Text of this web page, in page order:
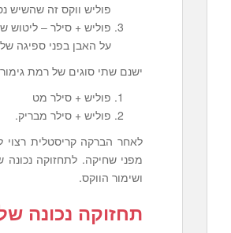
פוליש ווקס זה שהשיש
פוליש + סילר –
על האבן בפני ספיגה
ישנם שתי סוגים של רמת
פוליש + סילר מט
פוליש + סילר מבריק.
לאחר הברקה קריסטלית
מפני שחיקה. לתחזוקה נכונה
ושימור הווקס.
תחזוקה נכונה